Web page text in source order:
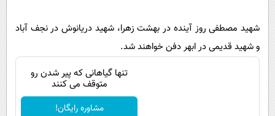
اجتماعی
شهید مصطفی روز آینده در بهشت زهرا، شهید دریانوش در نجف آباد
و شهید قدیمی در ابهر دفن خواهند شد.
تنها گیاهانی که پیر شدن رو
متوقف می کنند
مشاوره رایگان!